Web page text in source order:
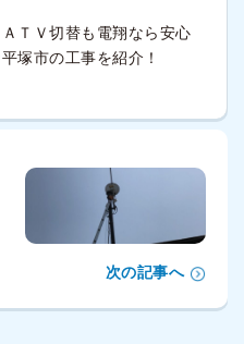
ＡＴＶ切替も電翔なら安心
塚市の工事を紹介！
次の記事へ